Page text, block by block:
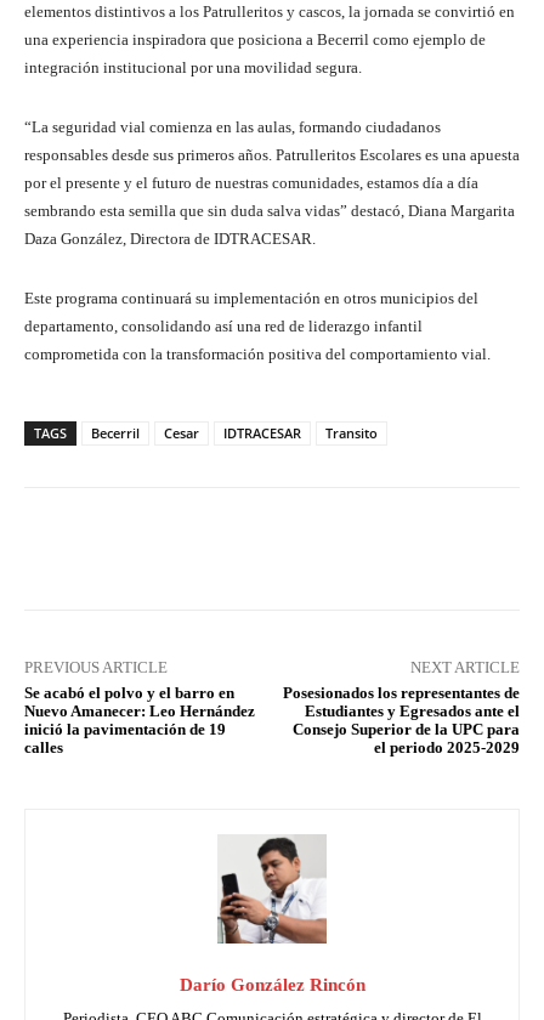
elementos distintivos a los Patrulleritos y cascos, la jornada se convirtió en
una experiencia inspiradora que posiciona a Becerril como ejemplo de
integración institucional por una movilidad segura.
“La seguridad vial comienza en las aulas, formando ciudadanos
responsables desde sus primeros años. Patrulleritos Escolares es una apuesta
por el presente y el futuro de nuestras comunidades, estamos día a día
sembrando esta semilla que sin duda salva vidas” destacó, Diana Margarita
Daza González, Directora de IDTRACESAR.
Este programa continuará su implementación en otros municipios del
departamento, consolidando así una red de liderazgo infantil
comprometida con la transformación positiva del comportamiento vial.
TAGS Becerril Cesar IDTRACESAR Transito
PREVIOUS ARTICLE
Se acabó el polvo y el barro en
Nuevo Amanecer: Leo Hernández
inició la pavimentación de 19
calles
NEXT ARTICLE
Posesionados los representantes de
Estudiantes y Egresados ante el
Consejo Superior de la UPC para
el periodo 2025-2029
Darío González Rincón